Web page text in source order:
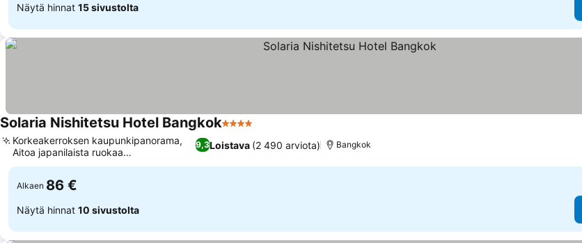
Näytä hinnat 15 sivustolta
Solaria Nishitetsu Hotel Bangkok4 Tähtiluokitus
9,3Loistava (2 490 arviota)
Korkeakerroksen kaupunkipanorama,
Aitoa japanilaista ruokaa
Umenohanassa
Bangkok
Alkaen 86 €
Näytä hinnat 10 sivustolta